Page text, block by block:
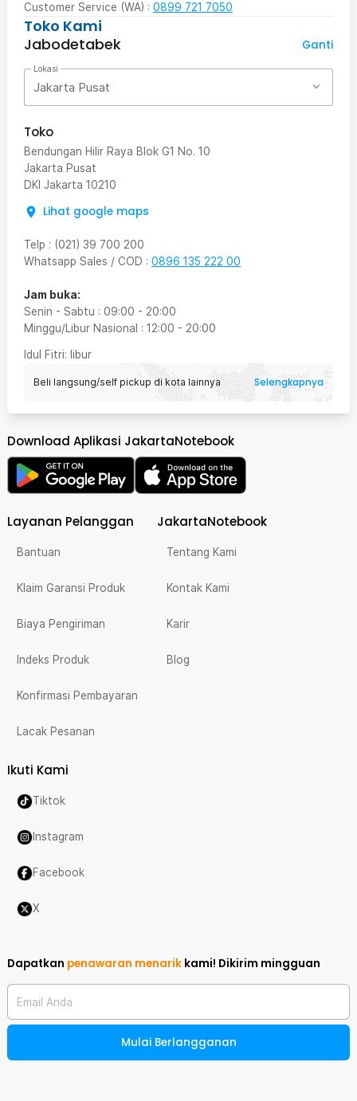
Customer Service (WA) : 0899 721 7050
Toko Kami
Jabodetabek
Ganti
Lokasi
Jakarta Pusat
Toko
Bendungan Hilir Raya Blok G1 No. 10
Jakarta Pusat
DKI Jakarta 10210
Lihat google maps
Telp : (021) 39 700 200
Whatsapp Sales / COD : 0896 135 222 00
Jam buka:
Senin - Sabtu : 09:00 - 20:00
Minggu/Libur Nasional : 12:00 - 20:00
Idul Fitri: libur
Beli langsung/self pickup di kota lainnya Selengkapnya
Download Aplikasi JakartaNotebook
Layanan Pelanggan
Bantuan
Klaim Garansi Produk
Biaya Pengiriman
Indeks Produk
Konfirmasi Pembayaran
Lacak Pesanan
JakartaNotebook
Tentang Kami
Kontak Kami
Karir
Blog
Ikuti Kami
Tiktok
Instagram
Facebook
X
Dapatkan penawaran menarik kami! Dikirim mingguan
Email Anda
Mulai Berlangganan